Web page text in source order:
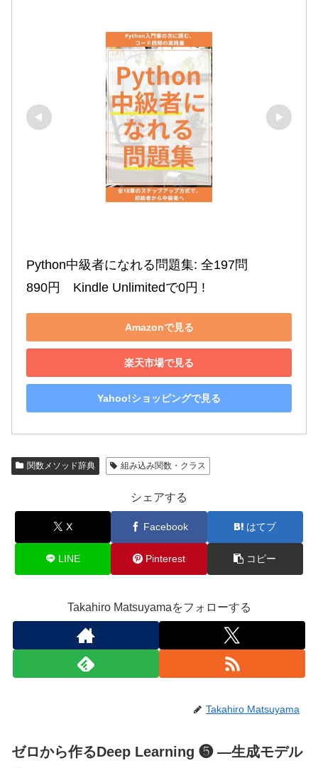
Python中級者になれる問題集: 全197問
890円　Kindle Unlimitedで0円 !
Amazonで見る
楽天市場で見る
Yahoo!ショッピングで見る
関数メソッド辞典 組み込み関数・クラス
シェアする
X Facebook はてブ
LINE Pinterest コピー
Takahiro Matsuyamaをフォローする
Takahiro Matsuyama
ゼロから作るDeep Learning ❺ ―生成モデル